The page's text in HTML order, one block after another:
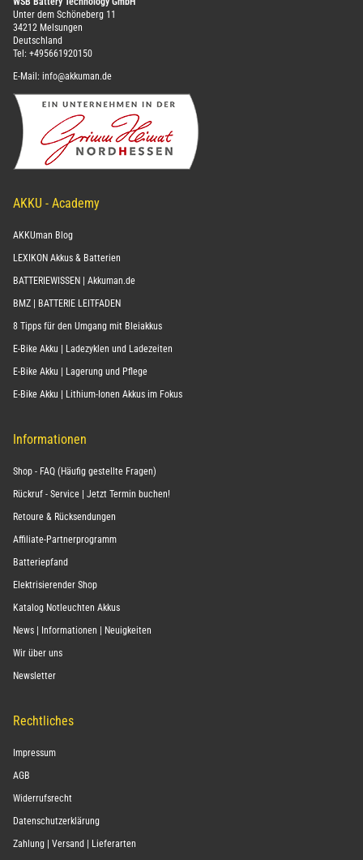
Unter dem Schöneberg 11
34212 Melsungen
Deutschland
Tel: +495661920150
E-Mail: info@akkuman.de
AKKU - Academy
AKKUman Blog
LEXIKON Akkus & Batterien
BATTERIEWISSEN | Akkuman.de
BMZ | BATTERIE LEITFADEN
8 Tipps für den Umgang mit Bleiakkus
E-Bike Akku | Ladezyklen und Ladezeiten
E-Bike Akku | Lagerung und Pflege
E-Bike Akku | Lithium-Ionen Akkus im Fokus
Informationen
Shop - FAQ (Häufig gestellte Fragen)
Rückruf - Service | Jetzt Termin buchen!
Retoure & Rücksendungen
Affiliate-Partnerprogramm
Batteriepfand
Elektrisierender Shop
Katalog Notleuchten Akkus
News | Informationen | Neuigkeiten
Wir über uns
Newsletter
Rechtliches
Impressum
AGB
Widerrufsrecht
Datenschutzerklärung
Zahlung | Versand | Lieferarten